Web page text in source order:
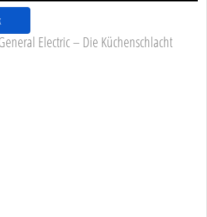
Electric – Die Küchenschlacht